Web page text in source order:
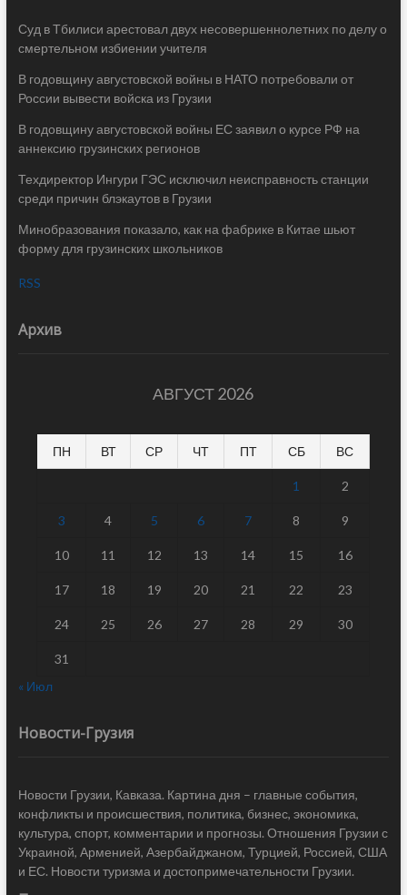
Суд в Тбилиси арестовал двух несовершеннолетних по делу о
смертельном избиении учителя
В годовщину августовской войны в НАТО потребовали от
России вывести войска из Грузии
В годовщину августовской войны ЕС заявил о курсе РФ на
аннексию грузинских регионов
Техдиректор Ингури ГЭС исключил неисправность станции
среди причин блэкаутов в Грузии
Минобразования показало, как на фабрике в Китае шьют
форму для грузинских школьников
RSS
Архив
АВГУСТ 2026
ПН ВТ СР ЧТ ПТ СБ ВС
1 2
3 4 5 6 7 8 9
10 11 12 13 14 15 16
17 18 19 20 21 22 23
24 25 26 27 28 29 30
31
« Июл
Новости-Грузия
Новости Грузии, Кавказа. Картина дня – главные события,
конфликты и происшествия, политика, бизнес, экономика,
культура, спорт, комментарии и прогнозы. Отношения Грузии с
Украиной, Арменией, Азербайджаном, Турцией, Россией, США
и ЕС. Новости туризма и достопримечательности Грузии.